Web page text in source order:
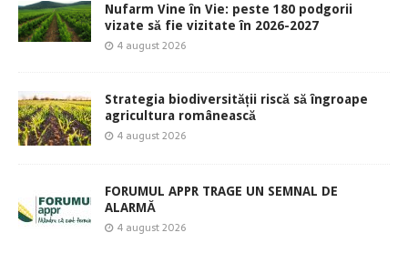
Nufarm Vine în Vie: peste 180 podgorii
vizate să fie vizitate în 2026-2027
4 august 2026
Strategia biodiversității riscă să îngroape
agricultura românească
4 august 2026
FORUMUL APPR TRAGE UN SEMNAL DE
ALARMĂ
4 august 2026